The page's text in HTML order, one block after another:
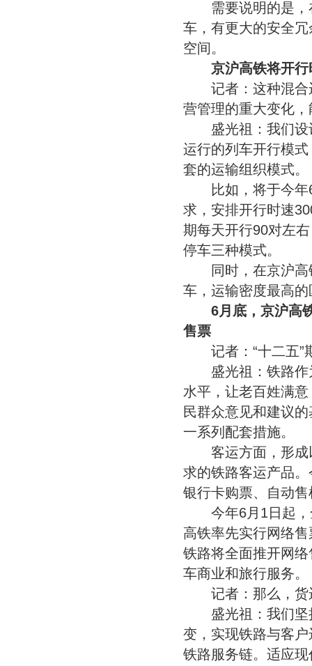
需要说明的是，
车，有更大的安全
空间。
京沪高铁将开
记者：这种混合
营管理的重大变化
盛光祖：我们设
运行的列车开行模
套的运输组织模式。
比如，将于今年6
求，安排开行时速
期每天开行90对左
停车三种模式。
同时，在京沪高
车，运输密度最高
6月底，京沪高
售票
记者：“十二五”
盛光祖：铁路作
水平，让老百姓满
民群众意见和建议
一系列配套措施。
客运方面，形成
求的铁路客运产品
银行卡购票、自动
今年6月1日起，
高铁率先实行网络
铁路将全面推开网
车商业和旅行服务。
记者：那么，货
盛光祖：我们坚
变，实现铁路与客
铁路服务链。适应